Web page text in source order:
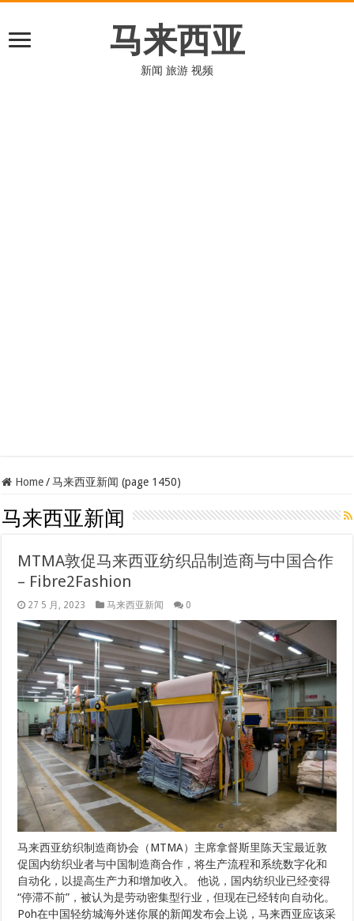
马来西亚
新闻 旅游 视频
Home / 马来西亚新闻 (page 1450)
马来西亚新闻
MTMA敦促马来西亚纺织品制造商与中国合作
– Fibre2Fashion
27 5 月, 2023 马来西亚新闻 0
马来西亚纺织制造商协会（MTMA）主席拿督斯里陈天宝最近敦
促国内纺织业者与中国制造商合作，将生产流程和系统数字化和
自动化，以提高生产力和增加收入。 他说，国内纺织业已经变得
“停滞不前”，被认为是劳动密集型行业，但现在已经转向自动化。
Poh在中国轻纺城海外迷你展的新闻发布会上说，马来西亚应该采